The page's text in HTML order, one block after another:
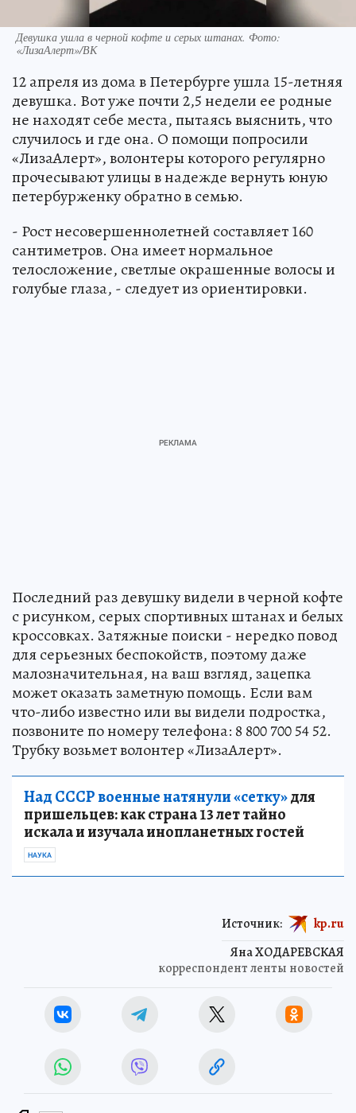
Девушка ушла в черной кофте и серых штанах. Фото:
«ЛизаАлерт»/ВК
12 апреля из дома в Петербурге ушла 15-летняя
девушка. Вот уже почти 2,5 недели ее родные
не находят себе места, пытаясь выяснить, что
случилось и где она. О помощи попросили
«ЛизаАлерт», волонтеры которого регулярно
прочесывают улицы в надежде вернуть юную
петербурженку обратно в семью.
- Рост несовершеннолетней составляет 160
сантиметров. Она имеет нормальное
телосложение, светлые окрашенные волосы и
голубые глаза, - следует из ориентировки.
Последний раз девушку видели в черной кофте
с рисунком, серых спортивных штанах и белых
кроссовках. Затяжные поиски - нередко повод
для серьезных беспокойств, поэтому даже
малозначительная, на ваш взгляд, зацепка
может оказать заметную помощь. Если вам
что-либо известно или вы видели подростка,
позвоните по номеру телефона: 8 800 700 54 52.
Трубку возьмет волонтер «ЛизаАлерт».
Над СССР военные натянули «сетку»для
пришельцев: как страна 13 лет тайно
искала и изучала инопланетных гостей
НАУКА
Яна ХОДАРЕВСКАЯ
корреспондент ленты новостей
Источник: kp.ru